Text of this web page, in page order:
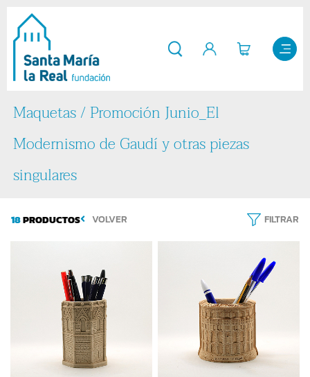
Maquetas / Promoción Junio_El
Modernismo de Gaudí y otras piezas
singulares
18PRODUCTOS VOLVER FILTRAR